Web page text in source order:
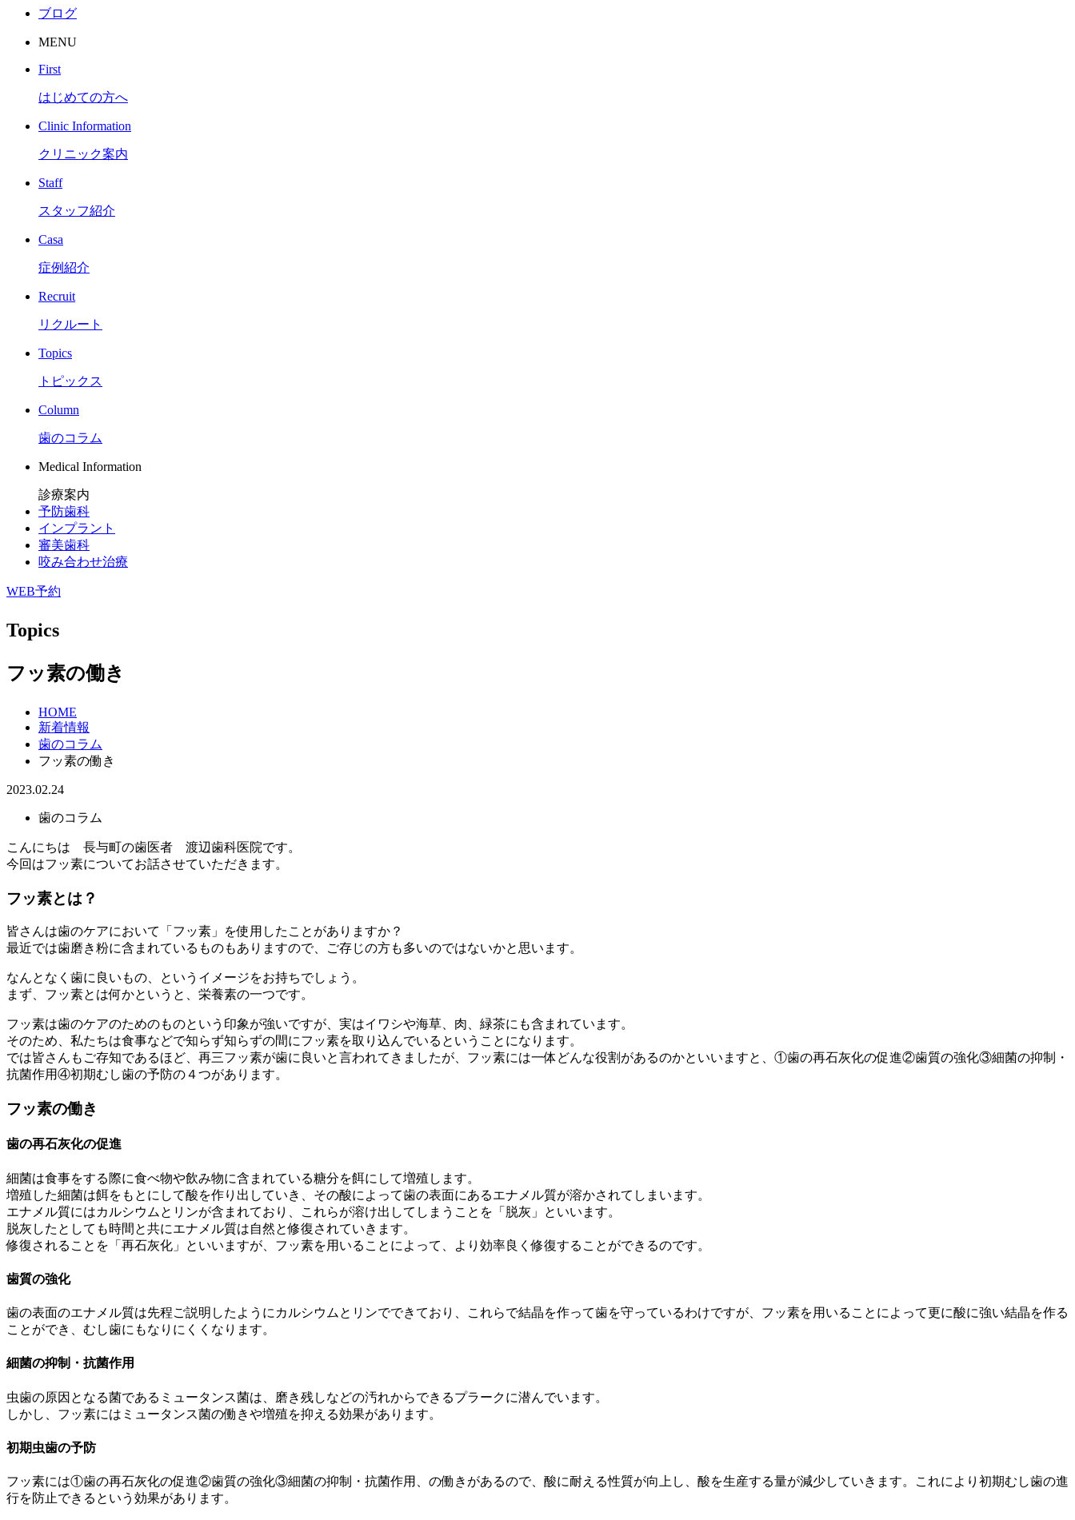
ブログ
MENU
First
はじめての方へ
Clinic Information
クリニック案内
Staff
スタッフ紹介
Casa
症例紹介
Recruit
リクルート
Topics
トピックス
Column
歯のコラム
Medical Information
診療案内
予防歯科
インプラント
審美歯科
咬み合わせ治療
WEB予約
Topics
フッ素の働き
HOME
新着情報
歯のコラム
フッ素の働き
2023.02.24
歯のコラム
こんにちは 長与町の歯医者 渡辺歯科医院です。
今回はフッ素についてお話させていただきます。
フッ素とは？
皆さんは歯のケアにおいて「フッ素」を使用したことがありますか？
最近では歯磨き粉に含まれているものもありますので、ご存じの方も多いのではないかと思います。
なんとなく歯に良いもの、というイメージをお持ちでしょう。
まず、フッ素とは何かというと、栄養素の一つです。
フッ素は歯のケアのためのものという印象が強いですが、実はイワシや海草、肉、緑茶にも含まれています。
そのため、私たちは食事などで知らず知らずの間にフッ素を取り込んでいるということになります。
では皆さんもご存知であるほど、再三フッ素が歯に良いと言われてきましたが、フッ素には一体どんな役割があるのかといいますと、①歯の再石灰化の促進②歯質の強化③細菌の抑制・
抗菌作用④初期むし歯の予防の４つがあります。
フッ素の働き
歯の再石灰化の促進
細菌は食事をする際に食べ物や飲み物に含まれている糖分を餌にして増殖します。
増殖した細菌は餌をもとにして酸を作り出していき、その酸によって歯の表面にあるエナメル質が溶かされてしまいます。
エナメル質にはカルシウムとリンが含まれており、これらが溶け出してしまうことを「脱灰」といいます。
脱灰したとしても時間と共にエナメル質は自然と修復されていきます。
修復されることを「再石灰化」といいますが、フッ素を用いることによって、より効率良く修復することができるのです。
歯質の強化
歯の表面のエナメル質は先程ご説明したようにカルシウムとリンでできており、これらで結晶を作って歯を守っているわけですが、フッ素を用いることによって更に酸に強い結晶を作る
ことができ、むし歯にもなりにくくなります。
細菌の抑制・抗菌作用
虫歯の原因となる菌であるミュータンス菌は、磨き残しなどの汚れからできるプラークに潜んでいます。
しかし、フッ素にはミュータンス菌の働きや増殖を抑える効果があります。
初期虫歯の予防
フッ素には①歯の再石灰化の促進②歯質の強化③細菌の抑制・抗菌作用、の働きがあるので、酸に耐える性質が向上し、酸を生産する量が減少していきます。これにより初期むし歯の進
行を防止できるという効果があります。